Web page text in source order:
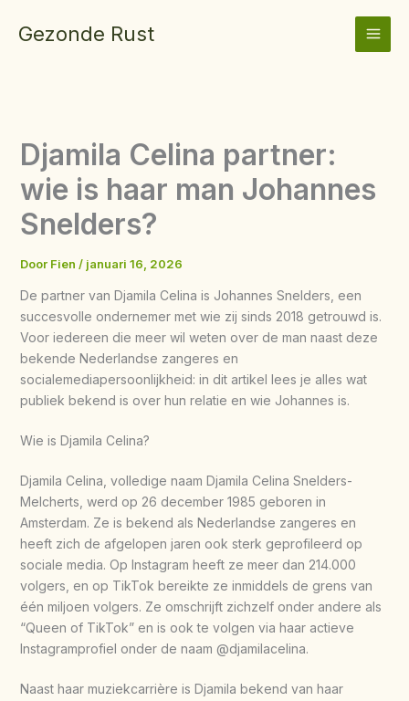
naarGezonde Rust
Djamila Celina partner:
wie is haar man Johannes
Snelders?
Door Fien / januari 16, 2026
De partner van Djamila Celina is Johannes Snelders, een
succesvolle ondernemer met wie zij sinds 2018 getrouwd is.
Voor iedereen die meer wil weten over de man naast deze
bekende Nederlandse zangeres en
socialemediapersoonlijkheid: in dit artikel lees je alles wat
publiek bekend is over hun relatie en wie Johannes is.
Wie is Djamila Celina?
Djamila Celina, volledige naam Djamila Celina Snelders-
Melcherts, werd op 26 december 1985 geboren in
Amsterdam. Ze is bekend als Nederlandse zangeres en
heeft zich de afgelopen jaren ook sterk geprofileerd op
sociale media. Op Instagram heeft ze meer dan 214.000
volgers, en op TikTok bereikte ze inmiddels de grens van
één miljoen volgers. Ze omschrijft zichzelf onder andere als
“Queen of TikTok” en is ook te volgen via haar actieve
Instagramprofiel onder de naam @djamilacelina.
Naast haar muziekcarrière is Djamila bekend van haar